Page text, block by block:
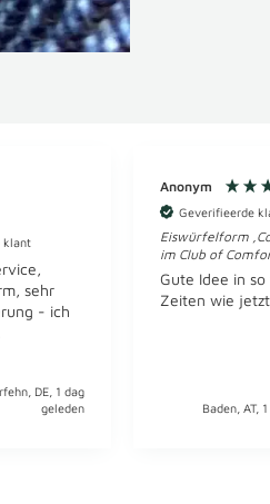
klant
sehr
- ich
DE, 1 dag
geleden
Anonym
Geverifieerde
Eiswürfelform
im Club of
Gute Idee in
Zeiten wie
Baden, AT,